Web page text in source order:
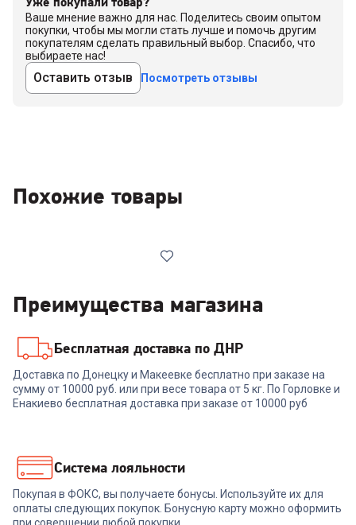
Ваше мнение важно для нас. Поделитесь своим опытом
покупки, чтобы мы могли стать лучше и помочь другим
покупателям сделать правильный выбор. Спасибо, что
выбираете нас!
Оставить отзыв Посмотреть отзывы
Похожие товары
Плита GEFEST 5140-01
25 999₽
В корзину
Преимущества магазина
Бесплатная доставка по ДНР
Доставка по Донецку и Макеевке бесплатно при заказе на
сумму от 10000 руб. или при весе товара от 5 кг. По Горловке и
Енакиево бесплатная доставка при заказе от 10000 руб
Система лояльности
Покупая в ФОКС, вы получаете бонусы. Используйте их для
оплаты следующих покупок. Бонусную карту можно оформить